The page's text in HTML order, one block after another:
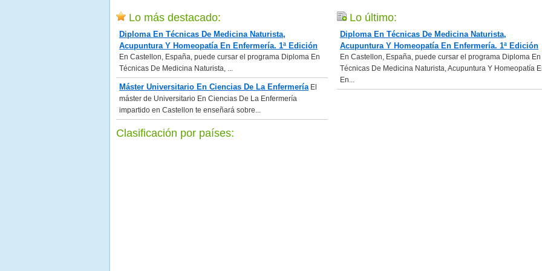
Lo más destacado:
Diploma En Técnicas De Medicina Naturista,
Acupuntura Y Homeopatía En Enfermería. 1ª Edición
En Castellon, España, puede cursar el programa Diploma En
Técnicas De Medicina Naturista, ...
Máster Universitario En Ciencias De La EnfermeríaEl
máster de Universitario En Ciencias De La Enfermería
impartido en Castellon te enseñará sobre...
Lo último:
Diploma En Técnicas De Medicina Naturista,
Acupuntura Y Homeopatía En Enfermería. 1ª Edición
En Castellon, España, puede cursar el programa Diploma En
Técnicas De Medicina Naturista, Acupuntura Y Homeopatía
En...
Clasificación por países: